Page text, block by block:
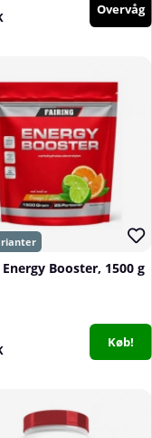
Overvåg
Booster, 1500 g
Køb!